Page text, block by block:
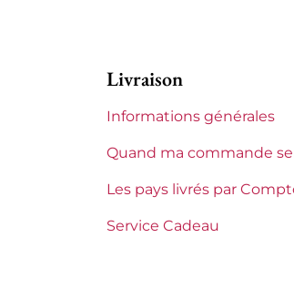
Niveau
Etiquette
Livraison
Informations générales
Quand ma commande
Les pays livrés par
Service Cadeau